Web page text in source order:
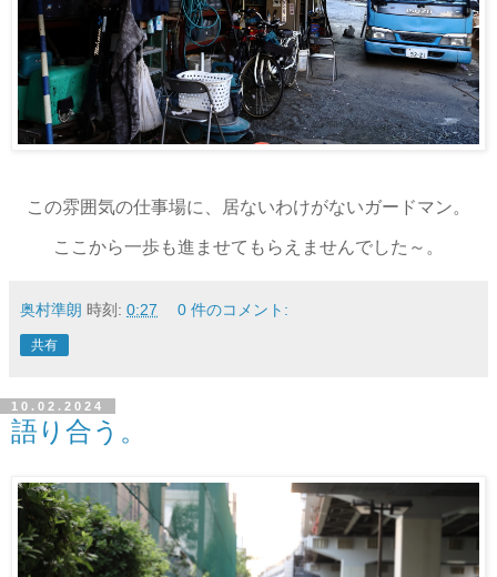
この雰囲気の仕事場に、居ないわけがないガードマン。
ここから一歩も進ませてもらえませんでした～。
奥村準朗 時刻: 0:27 0 件のコメント:
共有
10.02.2024
語り合う。